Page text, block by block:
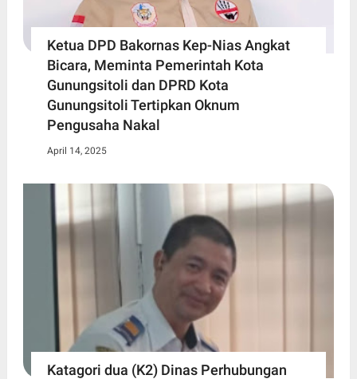
Ketua DPD Bakornas Kep-Nias Angkat
Bicara, Meminta Pemerintah Kota
Gunungsitoli dan DPRD Kota
Gunungsitoli Tertipkan Oknum
Pengusaha Nakal
April 14, 2025
Katagori dua (K2) Dinas Perhubungan